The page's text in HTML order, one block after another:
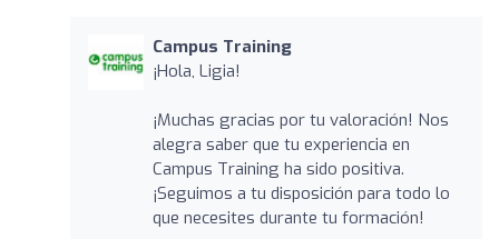
Campus Training
¡Hola, Ligia!
¡Muchas gracias por tu valoración! Nos
alegra saber que tu experiencia en
Campus Training ha sido positiva.
¡Seguimos a tu disposición para todo lo
que necesites durante tu formación!